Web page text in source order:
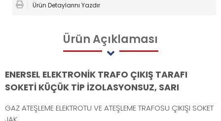
Ürün Detaylarını Yazdır
ÜrünAçıklaması
ENERSEL ELEKTRONİK TRAFO ÇIKIŞ TARAFI
SOKETİ KÜÇÜK TİP İZOLASYONSUZ, SARI
GAZ ATEŞLEME ELEKTROTU VE ATEŞLEME TRAFOSU ÇIKIŞI SOKET